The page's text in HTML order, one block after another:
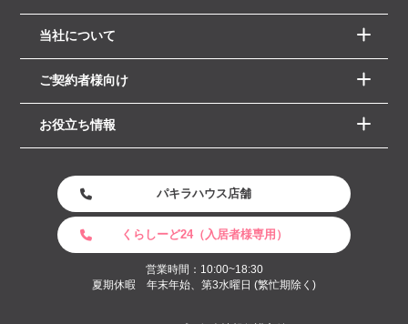
当社について
ご契約者様向け
お役立ち情報
パキラハウス店舗
くらしーど24（入居者様専用）
営業時間：10:00~18:30
夏期休暇 年末年始、第3水曜日 (繁忙期除く)